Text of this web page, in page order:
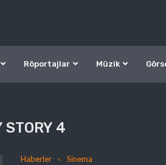
Röportajlar Müzik
STORY 4
Haberler Sinema